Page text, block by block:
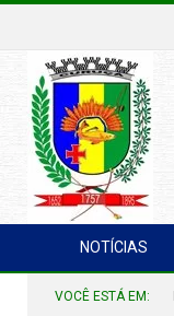
NOTÍCIAS
VOCÊ ESTÁ EM: